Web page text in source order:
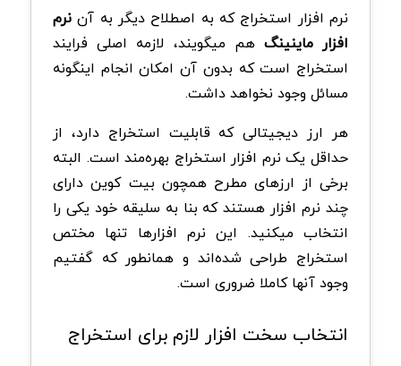
نرم افزار استخراج که به اصطلاح دیگر به آن نرم
افزار ماینینگ هم میگویند، لازمه اصلی فرایند
استخراج است که بدون آن امکان انجام اینگونه
مسائل وجود نخواهد داشت.
هر ارز دیجیتالی که قابلیت استخراج دارد، از
حداقل یک نرم افزار استخراج بهره‌مند است. البته
برخی از ارزهای مطرح همچون بیت کوین دارای
چند نرم افزار هستند که بنا به سلیقه خود یکی را
انتخاب میکنید. این نرم افزارها تنها مختص
استخراج طراحی شده‌اند و همانطور که گفتیم
وجود آنها کاملا ضروری است.
انتخاب سخت افزار لازم برای استخراج